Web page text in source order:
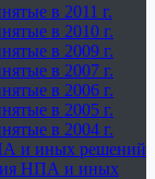
в 2011 г.
в 2010 г.
в 2009 г.
в 2007 г.
в 2006 г.
в 2005 г.
в 2004 г.
и иных решений
НПА и иных